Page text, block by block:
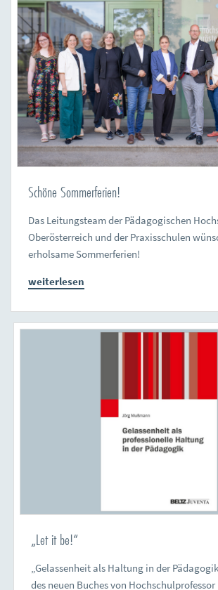
Schöne Sommerferien!
Das Leitungsteam der Pädagogischen
Oberösterreich und der Praxisschulen
erholsame Sommerferien!
weiterlesen
„Let it be!“
„Gelassenheit als Haltung in der
des neuen Buches von Hochschulprofessor